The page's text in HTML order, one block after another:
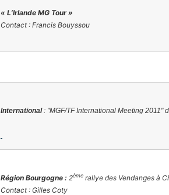
« L’Irlande MG Tour »
Contact : Francis Bouyssou
International: "MGF/TF International Meeting 2011"
Région Bourgogne : 2ème rallye des Vendanges à
Contact : Gilles Coty